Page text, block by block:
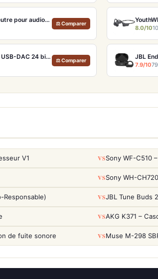
Beyerdynamic DT 880 Edition 600 Ohms – Casque semi-ouvert neutre pour audiophiles et studio
⚖ Comparer
Focal Bathys Deep Black – Casque nomade audiophile ANC 30h et USB-DAC 24 bits/192 kHz
⚖ Comparer
8.0/10
JBL
7.9/10
V1 VSSony WF-C510
VSSony WH-
Responsable) VSJBL Tune Buds
VSAKG K371 –
de fuite sonore VSMuse M-298